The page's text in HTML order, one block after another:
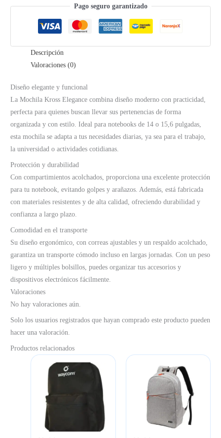
Elegance
Pago seguro garantizado
Descripción
Valoraciones (0)
Diseño elegante y funcional
La Mochila Kross Elegance combina diseño moderno con practicidad,
perfecta para quienes buscan llevar sus pertenencias de forma
organizada y con estilo. Ideal para notebooks de 14 o 15,6 pulgadas,
esta mochila se adapta a tus necesidades diarias, ya sea para el trabajo,
la universidad o actividades cotidianas.
Protección y durabilidad
Con compartimientos acolchados, proporciona una excelente protección
para tu notebook, evitando golpes y arañazos. Además, está fabricada
con materiales resistentes y de alta calidad, ofreciendo durabilidad y
confianza a largo plazo.
Comodidad en el transporte
Su diseño ergonómico, con correas ajustables y un respaldo acolchado,
garantiza un transporte cómodo incluso en largas jornadas. Con un peso
ligero y múltiples bolsillos, puedes organizar tus accesorios y
dispositivos electrónicos fácilmente.
Valoraciones
No hay valoraciones aún.
Solo los usuarios registrados que hayan comprado este producto pueden
hacer una valoración.
Productos relacionados